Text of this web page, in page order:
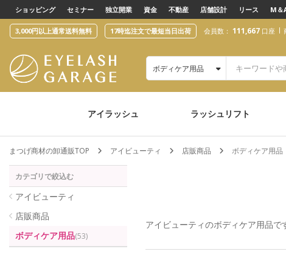
text.skipToContent
text.skipToNavigation
ショッピング セミナー 独立開業 資金 不動産 店舗設計 リース M＆
3,000円以上通常送料無料 17時迄注文で最短当日出荷 会員数： 111,667 口座
ボディケア用品
アイラッシュ ラッシュリフト
まつげ商材の卸通販TOP アイビューティ 店販商品 ボディケア用品
カテゴリで絞込む
アイビューティ
店販商品
ボディケア用品(53)
アイビューティのボディケア用品で